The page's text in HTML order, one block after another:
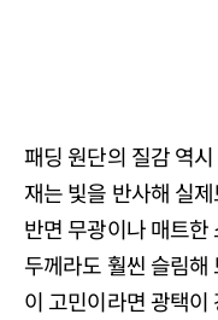
패딩 원단의 질감 역
재는 빛을 반사해 실
반면 무광이나 매트
두께라도 훨씬 슬림해
이 고민이라면 광택